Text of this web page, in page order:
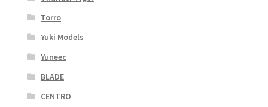
Torro
Yuki Models
Yuneec
BLADE
CENTRO